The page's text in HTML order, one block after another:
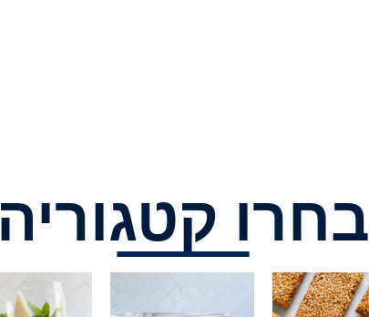
בחרו קטגוריה